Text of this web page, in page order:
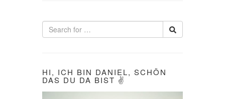
HI, ICH BIN DANIEL, SCHÖN
DAS DU DA BIST ✌